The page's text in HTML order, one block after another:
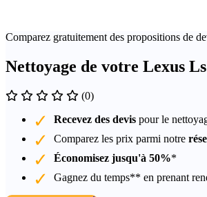
Comparez gratuitement des propositions de
Nettoyage de votre Lexus Ls
(0)
Recevez des devis pour le
Comparez les prix parmi notre
Économisez jusqu'à 50%*
Gagnez du temps** en prenant